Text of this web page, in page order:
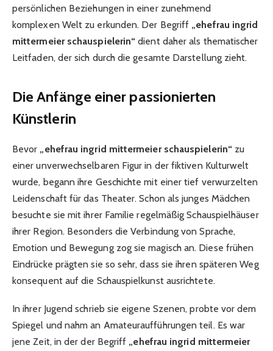
persönlichen Beziehungen in einer zunehmend
komplexen Welt zu erkunden. Der Begriff „ehefrau ingrid
mittermeier schauspielerin“ dient daher als thematischer
Leitfaden, der sich durch die gesamte Darstellung zieht.
Die Anfänge einer passionierten
Künstlerin
Bevor „ehefrau ingrid mittermeier schauspielerin“ zu
einer unverwechselbaren Figur in der fiktiven Kulturwelt
wurde, begann ihre Geschichte mit einer tief verwurzelten
Leidenschaft für das Theater. Schon als junges Mädchen
besuchte sie mit ihrer Familie regelmäßig Schauspielhäuser
ihrer Region. Besonders die Verbindung von Sprache,
Emotion und Bewegung zog sie magisch an. Diese frühen
Eindrücke prägten sie so sehr, dass sie ihren späteren Weg
konsequent auf die Schauspielkunst ausrichtete.
In ihrer Jugend schrieb sie eigene Szenen, probte vor dem
Spiegel und nahm an Amateuraufführungen teil. Es war
jene Zeit, in der der Begriff „ehefrau ingrid mittermeier